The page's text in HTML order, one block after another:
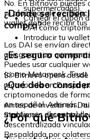
supermercados).
Canjear el cupón
DAI como
Introducir tu
No. En Bitnovo puedes
ni procesos de
wallet donde recibir tus
¿Dónde se reciben
compra?
Los DAI se envían
que garantiza que
Puedes usar cualquier
(como Metamask,
¿Es seguro
Sí. Bitnovo opera
reconocida en Europa
criptomonedas de
en español. Además,
mantienes el control de
¿Qué debo
Antes de invertir en
Stablecoin
descentralizada
Respaldada por
¿Por qué